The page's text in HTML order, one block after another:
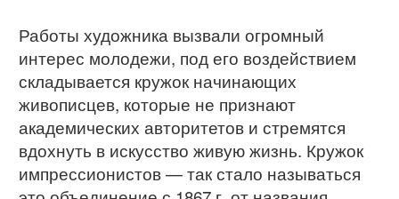
Работы художника вызвали огромный
интерес молодежи, под его воздействием
складывается кружок начинающих
живописцев, которые не признают
академических авторитетов и стремятся
вдохнуть в искусство живую жизнь. Кружок
импрессионистов — так стало называться